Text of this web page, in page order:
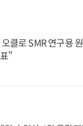
클로 SMR 연구용
"